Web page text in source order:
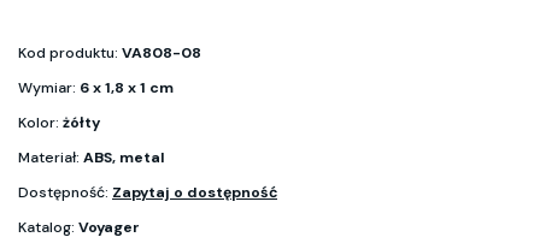
Kod produktu: VA808-08
Wymiar: 6 x 1,8 x 1 cm
Kolor: żółty
Materiał: ABS, metal
Dostępność: Zapytaj o dostępność
Katalog: Voyager